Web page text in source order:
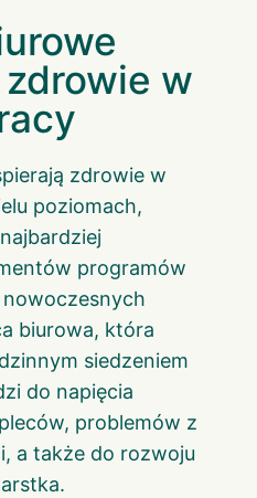
w
zdrowie w
poziomach,
programów
biurowa, która
siedzeniem
do napięcia
problemów z
a także do rozwoju